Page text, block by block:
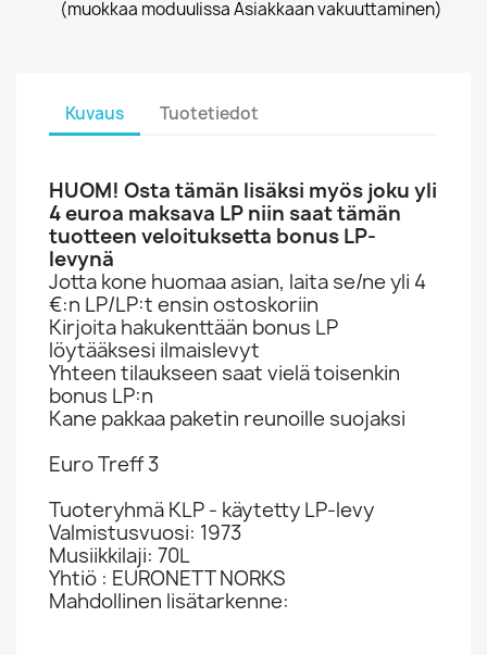
(muokkaa moduulissa Asiakkaan vakuuttaminen)
Kuvaus Tuotetiedot
HUOM! Osta tämän lisäksi myös joku yli
4 euroa maksava LP niin saat tämän
tuotteen veloituksetta bonus LP-
levynä
Jotta kone huomaa asian, laita se/ne yli 4
€:n LP/LP:t ensin ostoskoriin
Kirjoita hakukenttään bonus LP
löytääksesi ilmaislevyt
Yhteen tilaukseen saat vielä toisenkin
bonus LP:n
Kane pakkaa paketin reunoille suojaksi
Euro Treff 3
Tuoteryhmä KLP - käytetty LP-levy
Valmistusvuosi: 1973
Musiikkilaji: 70L
Yhtiö : EURONETT NORKS
Mahdollinen lisätarkenne: